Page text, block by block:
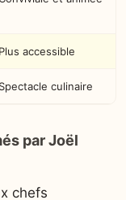
Plus accessible
Spectacle culinaire
par Joël
chefs